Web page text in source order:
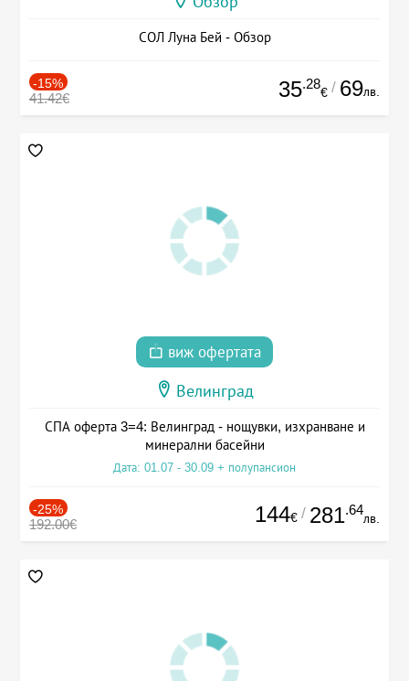
СОЛ Луна Бей - Обзор
-15%
41.42€ 35.28
€ / 69лв.
виж офертата
Велинград
СПА оферта 3=4: Велинград - нощувки, изхранване и
минерални басейни
Дата: 01.07 - 30.09 + полупансион
-25%
192.00€ 144€ / 281.64
лв.